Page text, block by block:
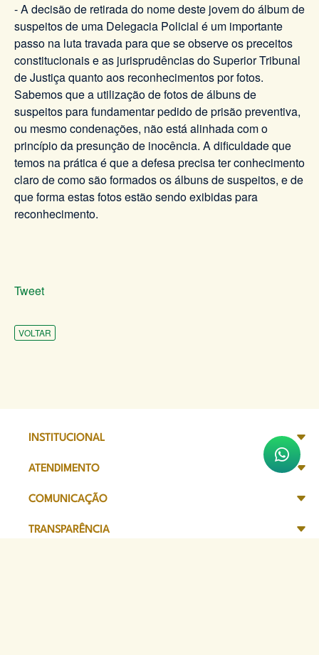
- A decisão de retirada do nome deste jovem do álbum de
suspeitos de uma Delegacia Policial é um importante
passo na luta travada para que se observe os preceitos
constitucionais e as jurisprudências do Superior Tribunal
de Justiça quanto aos reconhecimentos por fotos.
Sabemos que a utilização de fotos de álbuns de
suspeitos para fundamentar pedido de prisão preventiva,
ou mesmo condenações, não está alinhada com o
princípio da presunção de inocência. A dificuldade que
temos na prática é que a defesa precisa ter conhecimento
claro de como são formados os álbuns de suspeitos, e de
que forma estas fotos estão sendo exibidas para
reconhecimento.
Tweet
VOLTAR
INSTITUCIONAL
ATENDIMENTO
COMUNICAÇÃO
TRANSPARÊNCIA